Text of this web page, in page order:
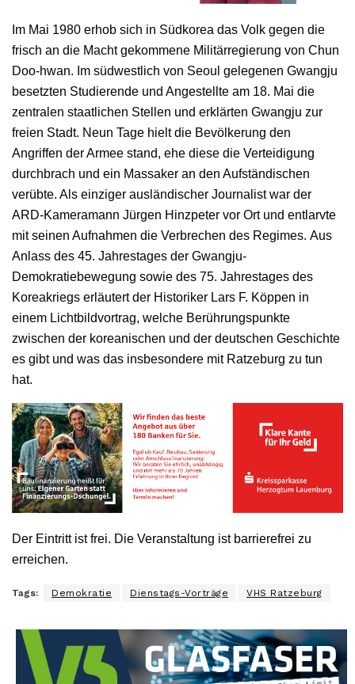
Im Mai 1980 erhob sich in Südkorea das Volk gegen die
frisch an die Macht gekommene Militärregierung von Chun
Doo-hwan. Im südwestlich von Seoul gelegenen Gwangju
besetzten Studierende und Angestellte am 18. Mai die
zentralen staatlichen Stellen und erklärten Gwangju zur
freien Stadt. Neun Tage hielt die Bevölkerung den
Angriffen der Armee stand, ehe diese die Verteidigung
durchbrach und ein Massaker an den Aufständischen
verübte. Als einziger ausländischer Journalist war der
ARD-Kameramann Jürgen Hinzpeter vor Ort und entlarvte
mit seinen Aufnahmen die Verbrechen des Regimes. Aus
Anlass des 45. Jahrestages der Gwangju-
Demokratiebewegung sowie des 75. Jahrestages des
Koreakriegs erläutert der Historiker Lars F. Köppen in
einem Lichtbildvortrag, welche Berührungspunkte
zwischen der koreanischen und der deutschen Geschichte
es gibt und was das insbesondere mit Ratzeburg zu tun
hat.
Der Eintritt ist frei. Die Veranstaltung ist barrierefrei zu
erreichen.
Tags: Demokratie Dienstags-Vorträge VHS Ratzeburg